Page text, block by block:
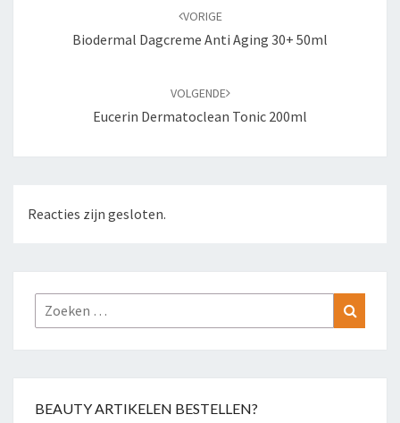
VORIGE
Biodermal Dagcreme Anti Aging 30+ 50ml
VOLGENDE
Eucerin Dermatoclean Tonic 200ml
Reacties zijn gesloten.
Zoeken
naar:
BEAUTY ARTIKELEN BESTELLEN?